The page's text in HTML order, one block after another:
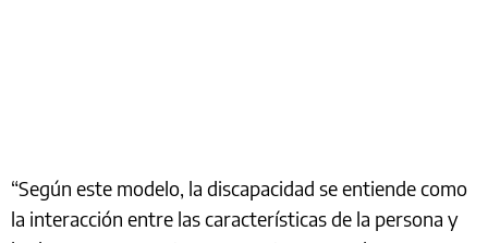
“Según este modelo, la discapacidad se entiende como
la interacción entre las características de la persona y